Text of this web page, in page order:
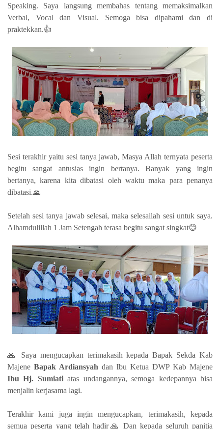
Speaking. Saya langsung membahas tentang memaksimalkan
Verbal, Vocal dan Visual. Semoga bisa dipahami dan di
praktekkan.👍
Sesi terakhir yaitu sesi tanya jawab, Masya Allah ternyata peserta
begitu sangat antusias ingin bertanya. Banyak yang ingin
bertanya, karena kita dibatasi oleh waktu maka para penanya
dibatasi.🙏
Setelah sesi tanya jawab selesai, maka selesailah sesi untuk saya.
Alhamdulillah 1 Jam Setengah terasa begitu sangat singkat😊
🙏 Saya mengucapkan terimakasih kepada Bapak Sekda Kab
Majene Bapak Ardiansyah dan Ibu Ketua DWP Kab Majene
Ibu Hj. Sumiatiatas undangannya, semoga kedepannya bisa
menjalin kerjasama lagi.
Terakhir kami juga ingin mengucapkan, terimakasih, kepada
semua peserta yang telah hadir🙏 Dan kepada seluruh panitia